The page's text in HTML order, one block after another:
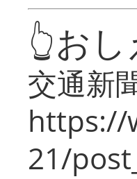
👆お
交通新
https://
21/